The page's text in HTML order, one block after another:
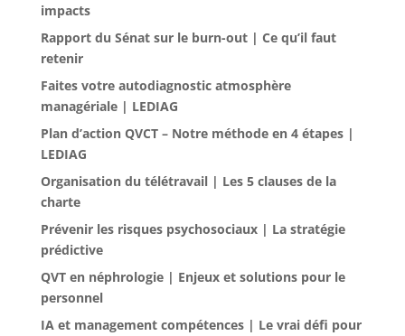
impacts
Rapport du Sénat sur le burn-out | Ce qu’il faut
retenir
Faites votre autodiagnostic atmosphère
managériale | LEDIAG
Plan d’action QVCT – Notre méthode en 4 étapes |
LEDIAG
Organisation du télétravail | Les 5 clauses de la
charte
Prévenir les risques psychosociaux | La stratégie
prédictive
QVT en néphrologie | Enjeux et solutions pour le
personnel
IA et management compétences | Le vrai défi pour